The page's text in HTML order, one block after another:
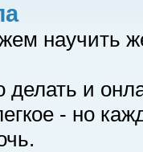
научить
и
- но